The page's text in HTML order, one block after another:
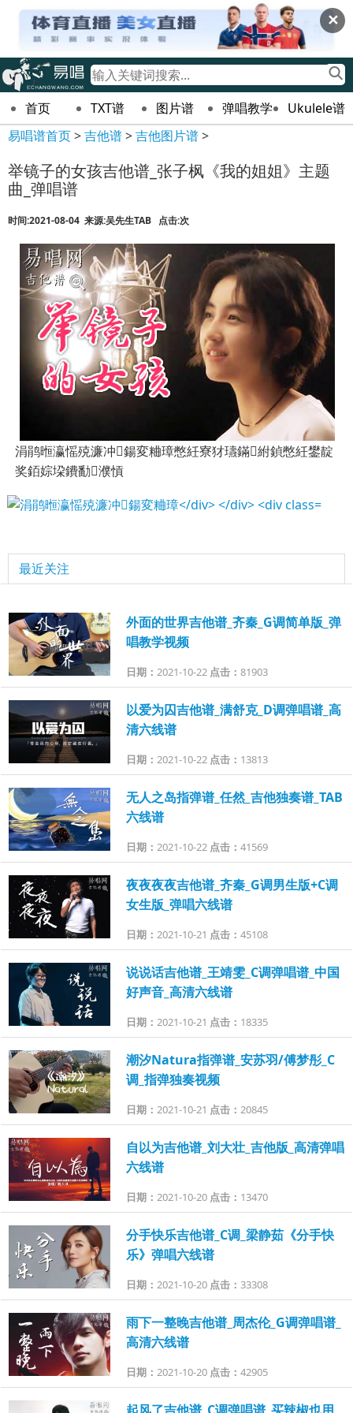
✕
首页 TXT谱 图片谱 弹唱教学
Ukulele谱
易唱谱首页>吉他谱>吉他图片谱>
举镜子的女孩吉他谱_张子枫《我的姐姐》主题
曲_弹唱谱
时间:2021-08-04 来源:吴先生TAB 点击:次
涓鹃暅瀛愮殑濂冲鍚変粬璋憋紝寮犲瓙鏋紨鍞憋紝鐢靛
奖銆婃垜鐨勫濮愩
最近关注
外面的世界吉他谱_齐秦_G调简单版_弹
唱教学视频
日期： 2021-10-22 点击： 81903
以爱为囚吉他谱_满舒克_D调弹唱谱_高
清六线谱
日期： 2021-10-22 点击： 13813
无人之岛指弹谱_任然_吉他独奏谱_TAB
六线谱
日期： 2021-10-22 点击： 41569
夜夜夜夜吉他谱_齐秦_G调男生版+C调
女生版_弹唱六线谱
日期： 2021-10-21 点击： 45108
说说话吉他谱_王靖雯_C调弹唱谱_中国
好声音_高清六线谱
日期： 2021-10-21 点击： 18335
潮汐Natura指弹谱_安苏羽/傅梦彤_C
调_指弹独奏视频
日期： 2021-10-21 点击： 20845
自以为吉他谱_刘大壮_吉他版_高清弹唱
六线谱
日期： 2021-10-20 点击： 13470
分手快乐吉他谱_C调_梁静茹《分手快
乐》弹唱六线谱
日期： 2021-10-20 点击： 33308
雨下一整晚吉他谱_周杰伦_G调弹唱谱_
高清六线谱
日期： 2021-10-20 点击： 42905
起风了吉他谱_C调弹唱谱_买辣椒也用